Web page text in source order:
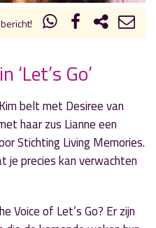
over RopaRun
‘Let’s Go’
belt met Desiree van
haar zus Lianne een
Stichting Living Memories.
je precies kan verwachten
Voice of Let’s Go? Er zijn